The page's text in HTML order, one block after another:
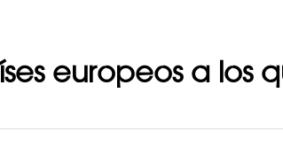
europeos a los